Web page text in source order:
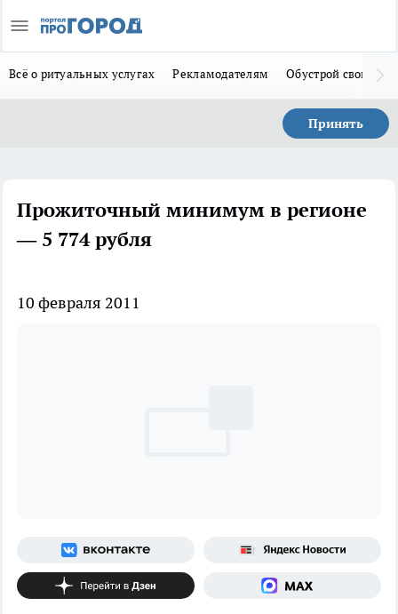
Всё о ритуальных услугах Рекламодателям Обустрой свой дом
Принять
Прожиточный минимум в регионе
— 5 774 рубля
10 февраля 2011